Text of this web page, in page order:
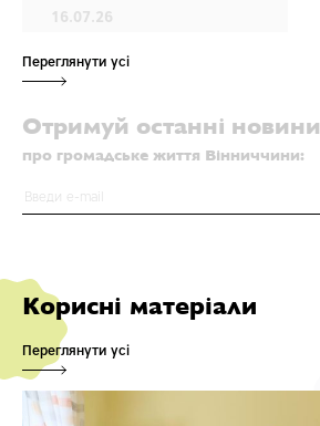
Переглянути усі
16.07.26
Отримуй останні новини
про громадське життя Вінниччини:
Корисні матеріали
Переглянути усі